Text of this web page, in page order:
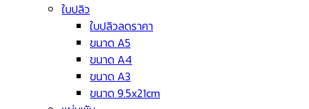
ใบปลิว
ใบปลิวลดราคา
ขนาด A5
ขนาด A4
ขนาด A3
ขนาด 9.5x21cm